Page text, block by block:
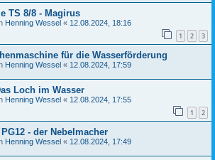
TS 8/8 - Magirus
Henning Wessel « 12.08.2024, 18:16
1 2 3
für die Wasserförderung
Henning Wessel « 12.08.2024, 17:59
Loch im Wasser
Henning Wessel « 12.08.2024, 17:55
1 2
- der Nebelmacher
Henning Wessel « 12.08.2024, 17:49